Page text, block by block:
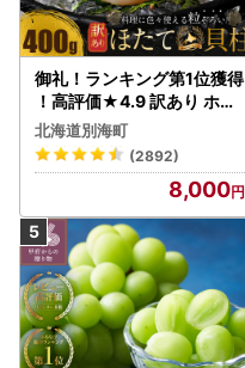
御礼！ランキング第1位獲得
！高評価★4.9 訳あり ホタ
テ 400g（ほたて 帆立 貝柱
冷凍 ）
北海道別海町
(2892)
8,000